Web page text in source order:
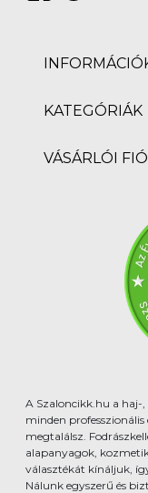
KATEGÓRIÁK
VÁSÁRLÓI
A Szaloncikk.hu a haj-,
minden
megtalálsz.
alapanyagok,
választékát kínáljuk,
Nálunk egyszerű és